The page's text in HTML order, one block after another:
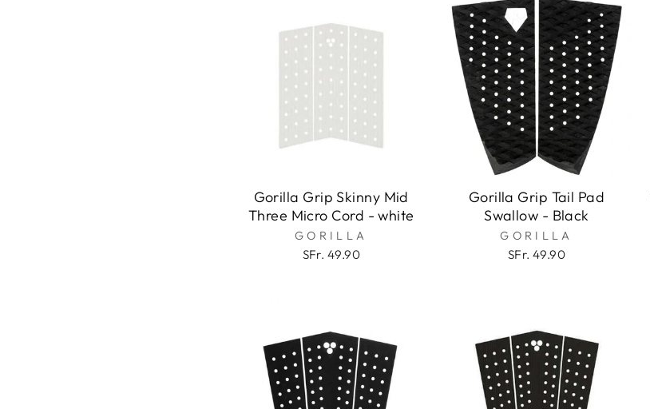
Gorilla Grip Skinny Mid
Three Micro Cord - white
GORILLA
SFr. 49.90
Gorilla Grip Tail Pad
Swallow - Black
GORILLA
SFr. 49.90